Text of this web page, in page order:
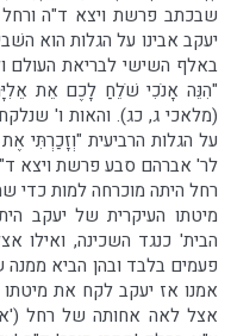
שבכתב פרשת ויצא ד"ה
יעקב אבינו על הגלות הוא
באלף השישי לבריאת העולם
"הִנֵּה אָנֹכִי שֹׁלֵחַ לָכֶם אֵת
(מלאכי ג, כג). והאות ו'
על הגלות הרביעית "וְזָכַרְתִּי
לר' אברהם סבע פרשת ויצא
רחל היתה מוכרחה למות
מיטתו העיקרית של יעקב
הבית' כנגד השכינה, ואילו
פעמים בלבד ובהן הביא
אמנו אז יעקב לקח את
אצל לאה אחותה של רחל